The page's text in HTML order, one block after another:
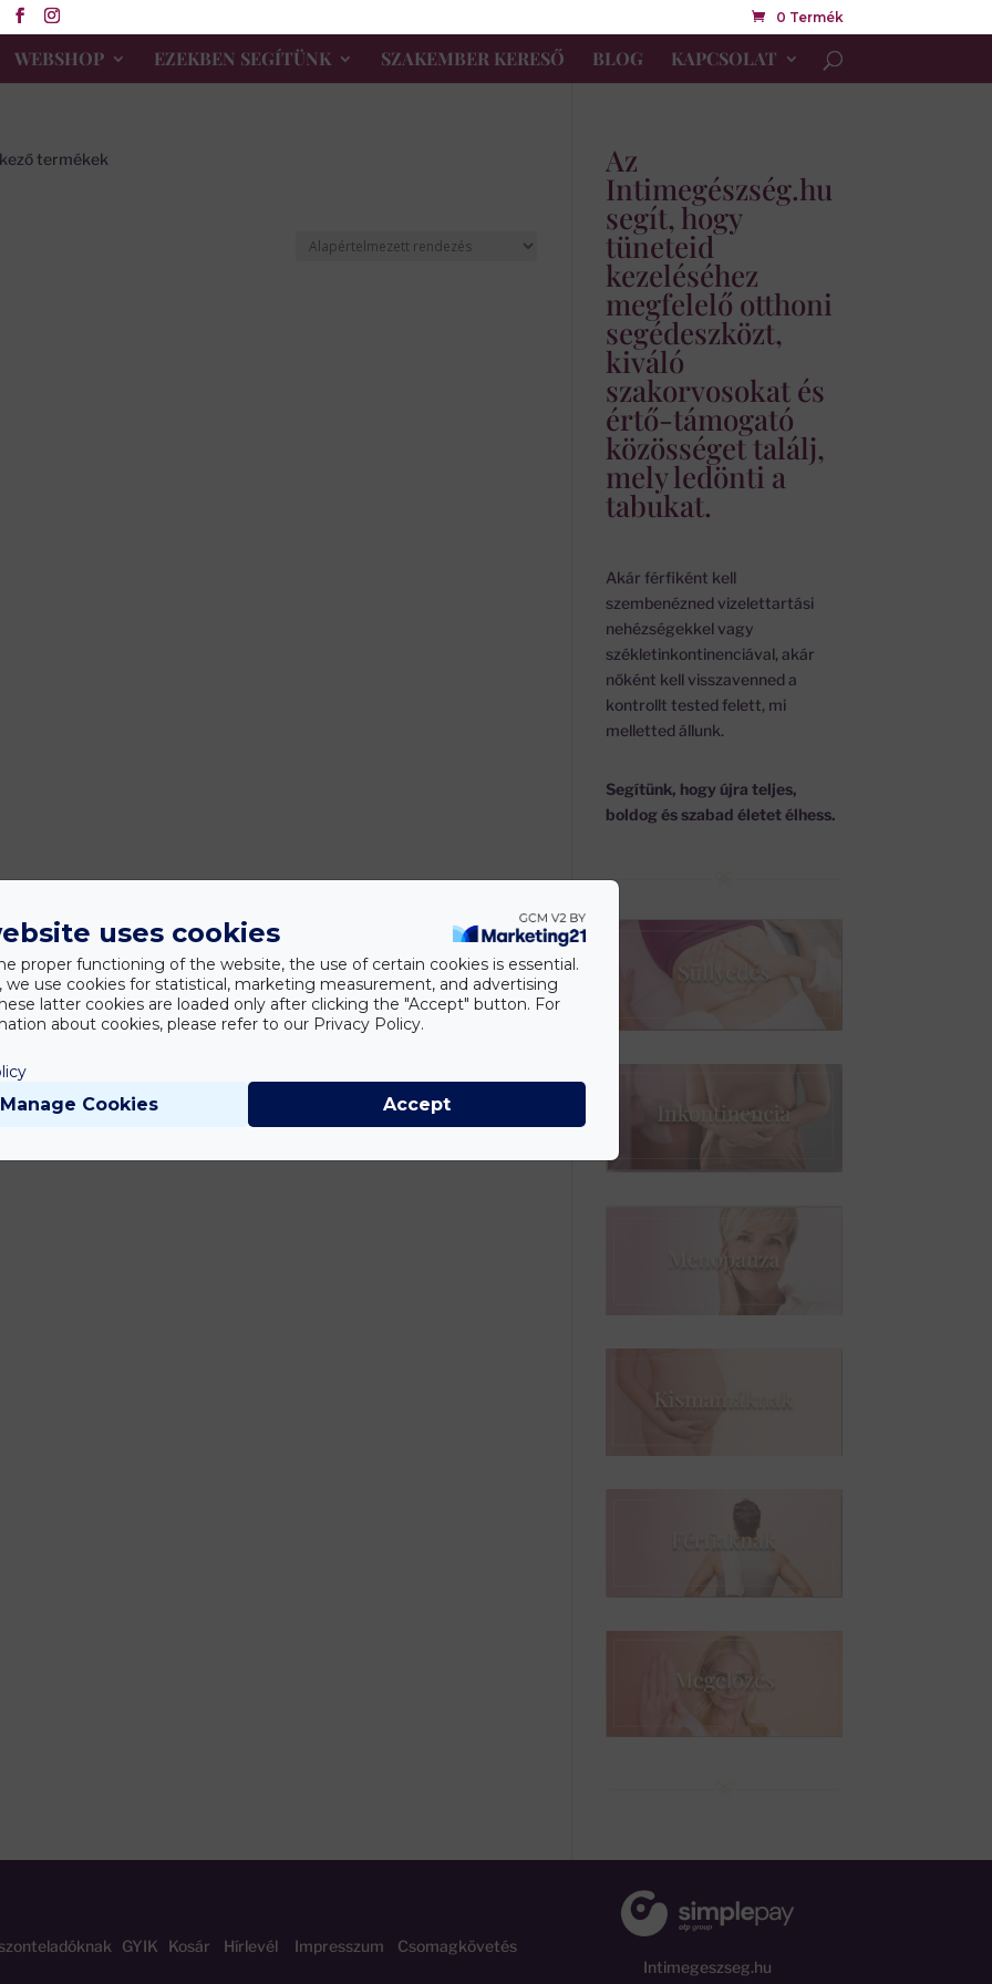
0 Termék
WEBSHOP EZEKBEN SEGÍTÜNK SZAKEMBER KERESŐ BLOG KAPCSOLAT
termékek Az
Intimegészség.hu
segít, hogy
tüneteid
kezeléséhez
megfelelő otthoni
segédeszközt,
kiváló
szakorvosokat és
értő-támogató
közösséget találj,
mely ledönti a
tabukat.
Akár férfiként kell
szembenézned vizelettartási
nehézségekkel vagy
székletinkontinenciával, akár
nőként kell visszavenned a
kontrollt tested felett, mi
melletted állunk.
Segítünk, hogy újra teljes,
boldog és szabad életet élhess.
GYIK Kosár Hírlevél Impresszum
Csomagkövetés
Intimegeszseg.hu
uses cookies
proper functioning of the website, the use of certain cookies is essential.
we use cookies for statistical, marketing measurement, and advertising
latter cookies are loaded only after clicking the "Accept" button. For
about cookies, please refer to our Privacy Policy.
Manage Cookies Accept